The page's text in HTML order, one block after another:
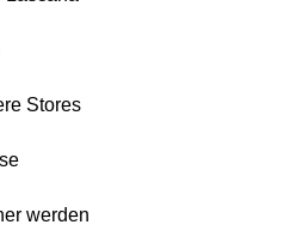
Stores
werden